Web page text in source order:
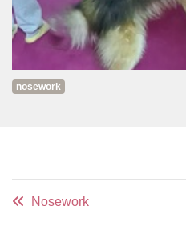
nosework
Nosework